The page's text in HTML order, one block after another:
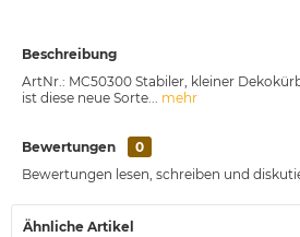
Beschreibung
ArtNr.: MC50300 Stabiler, kleiner
ist diese neue Sorte... mehr
Bewertungen
0
Bewertungen lesen, schreiben und
Ähnliche Artikel